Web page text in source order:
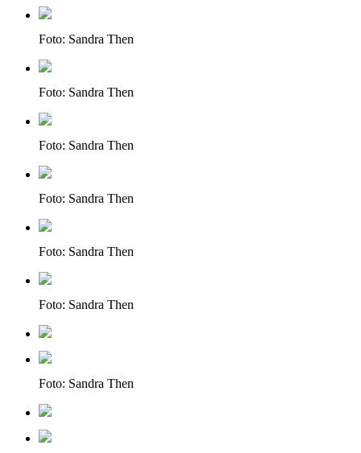
Foto: Sandra Then
Foto: Sandra Then
Foto: Sandra Then
Foto: Sandra Then
Foto: Sandra Then
Foto: Sandra Then
Foto: Sandra Then